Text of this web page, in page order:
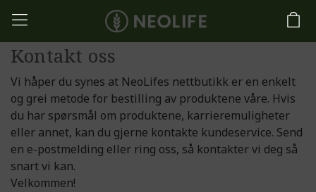
Kontakt oss
Vi håper du synes at NeoLifes nettbutikk er en enkelt
og grei metode for bestilling av produktene våre. Hvis
du har spørsmål om produktene, karrieremuligheter
eller annet, kan du gjerne kontakte kundeservice. Send
en e-postmelding eller ring oss, så kontakter vi deg så
snart vi kan.
Velkommen!